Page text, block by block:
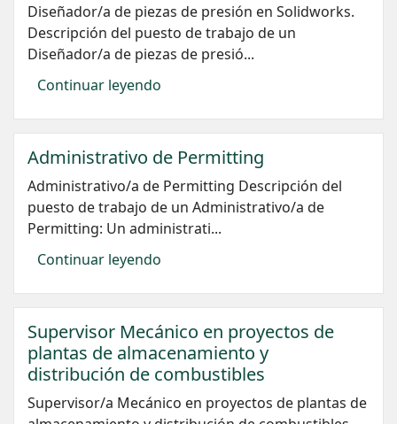
Diseñador/a de piezas de presión en Solidworks.
Descripción del puesto de trabajo de un
Diseñador/a de piezas de presió...
Continuar leyendo
Administrativo de Permitting
Administrativo/a de Permitting Descripción del
puesto de trabajo de un Administrativo/a de
Permitting: Un administrati...
Continuar leyendo
Supervisor Mecánico en proyectos de
plantas de almacenamiento y
distribución de combustibles
Supervisor/a Mecánico en proyectos de plantas de